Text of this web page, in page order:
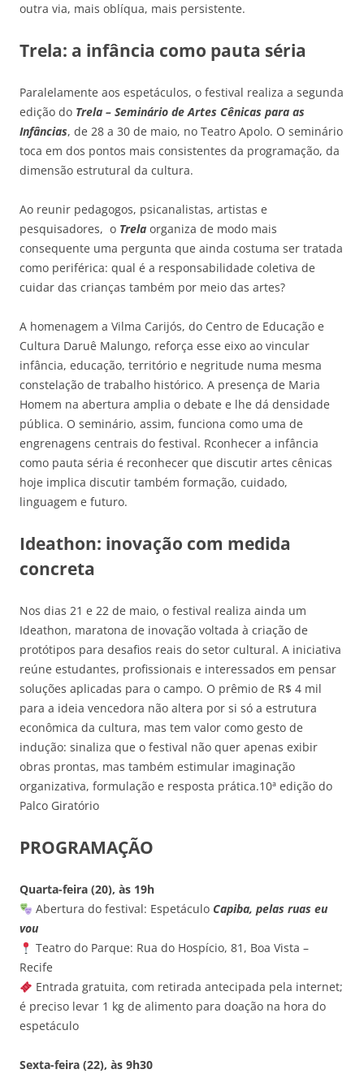
outra via, mais oblíqua, mais persistente.
Trela: a infância como pauta séria
Paralelamente aos espetáculos, o festival realiza a segunda
edição do Trela – Seminário de Artes Cênicas para as
Infâncias, de 28 a 30 de maio, no Teatro Apolo. O seminário
toca em dos pontos mais consistentes da programação, da
dimensão estrutural da cultura.
Ao reunir pedagogos, psicanalistas, artistas e
pesquisadores, o Trela organiza de modo mais
consequente uma pergunta que ainda costuma ser tratada
como periférica: qual é a responsabilidade coletiva de
cuidar das crianças também por meio das artes?
A homenagem a Vilma Carijós, do Centro de Educação e
Cultura Daruê Malungo, reforça esse eixo ao vincular
infância, educação, território e negritude numa mesma
constelação de trabalho histórico. A presença de Maria
Homem na abertura amplia o debate e lhe dá densidade
pública. O seminário, assim, funciona como uma de
engrenagens centrais do festival. Rconhecer a infância
como pauta séria é reconhecer que discutir artes cênicas
hoje implica discutir também formação, cuidado,
linguagem e futuro.
Ideathon: inovação com medida
concreta
Nos dias 21 e 22 de maio, o festival realiza ainda um
Ideathon, maratona de inovação voltada à criação de
protótipos para desafios reais do setor cultural. A iniciativa
reúne estudantes, profissionais e interessados em pensar
soluções aplicadas para o campo. O prêmio de R$ 4 mil
para a ideia vencedora não altera por si só a estrutura
econômica da cultura, mas tem valor como gesto de
indução: sinaliza que o festival não quer apenas exibir
obras prontas, mas também estimular imaginação
organizativa, formulação e resposta prática.10ª edição do
Palco Giratório
PROGRAMAÇÃO
Quarta-feira (20), às 19h
Abertura do festival: Espetáculo Capiba, pelas ruas eu
vou
Teatro do Parque: Rua do Hospício, 81, Boa Vista –
Recife
Entrada gratuita, com retirada antecipada pela internet;
é preciso levar 1 kg de alimento para doação na hora do
espetáculo
Sexta-feira (22), às 9h30